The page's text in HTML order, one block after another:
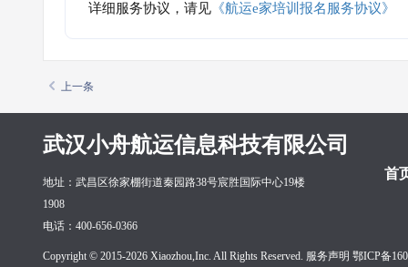
详细服务协议，请见 《航运e家培训报名服务协议》
上一条
武汉小舟航运信息科技有限公司
首
地址：武昌区徐家棚街道秦园路38号宸胜国际中心19楼
1908
电话：400-656-0366
Copyright © 2015-2026 Xiaozhou,Inc. All Rights Reserved. 服务声明 鄂ICP备